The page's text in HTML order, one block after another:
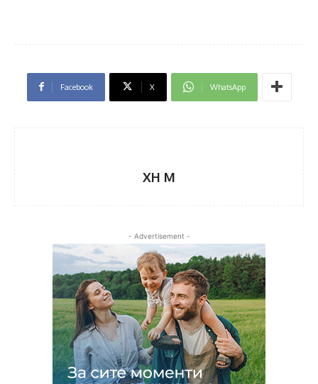
Facebook X WhatsApp
XH M
- Advertisement -